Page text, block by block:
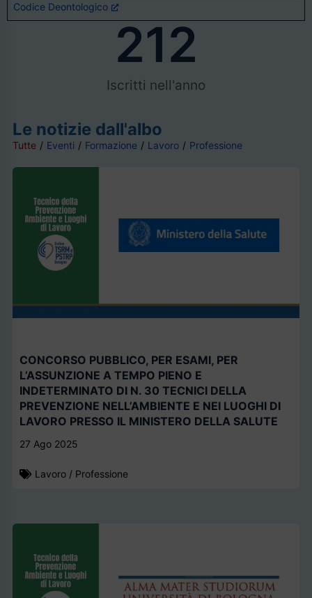
Le notizie dall'albo
Tutte / Eventi / Formazione / Lavoro / Professione
CONCORSO PUBBLICO, PER ESAMI, PER
L’ASSUNZIONE A TEMPO PIENO E
INDETERMINATO DI N. 30 TECNICI DELLA
PREVENZIONE NELL’AMBIENTE E NEI LUOGHI DI
LAVORO PRESSO IL MINISTERO DELLA SALUTE
27 Ago 2025
Lavoro / Professione
Codice Deontologico
Iscritti nell'anno
212